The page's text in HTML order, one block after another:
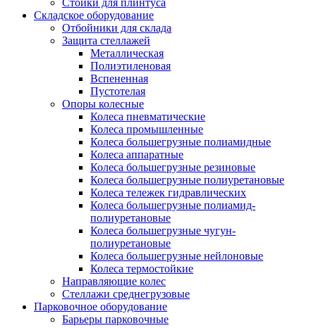
Стойки для плинтуса
Складское оборудование
Отбойники для склада
Защита стеллажей
Металлическая
Полиэтиленовая
Вспененная
Пустотелая
Опоры колесные
Колеса пневматические
Колеса промышленные
Колеса большегрузные полиамидные
Колеса аппаратные
Колеса большегрузные резиновые
Колеса большегрузные полиуретановые
Колеса тележек гидравлических
Колеса большегрузные полиамид-
полиуретановые
Колеса большегрузные чугун-
полиуретановые
Колеса большегрузные нейлоновые
Колеса термостойкие
Направляющие колес
Стеллажи среднегрузовые
Парковочное оборудование
Барьеры парковочные